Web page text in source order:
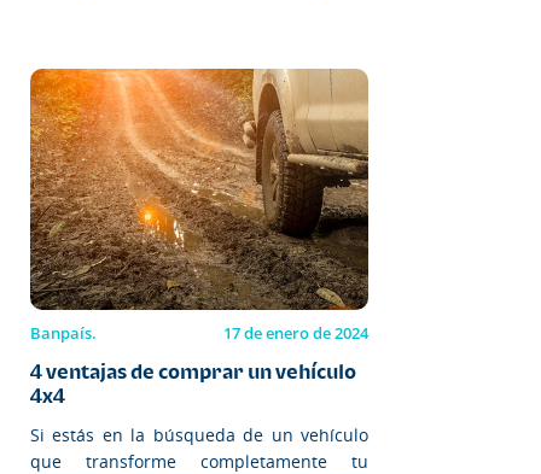
Banpaís. 17 de enero de 2024
4 ventajas de comprar un vehículo
4x4
Si estás en la búsqueda de un vehículo
que transforme completamente tu